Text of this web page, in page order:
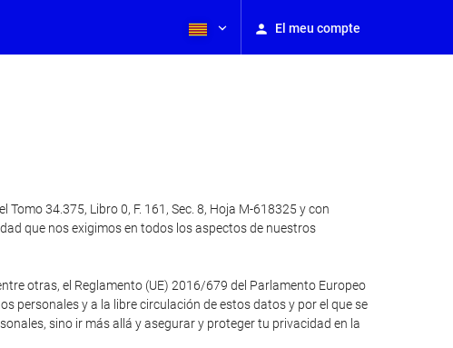
El meu compte
Tomo 34.375, Libro 0, F. 161, Sec. 8, Hoja M-618325 y con
que nos exigimos en todos los aspectos de nuestros
otras, el Reglamento (UE) 2016/679 del Parlamento Europeo
personales y a la libre circulación de estos datos y por el que se
sino ir más allá y asegurar y proteger tu privacidad en la